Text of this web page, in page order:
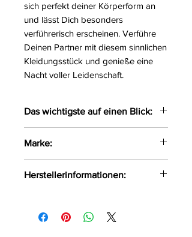
sich perfekt deiner Körperform an
und lässt Dich besonders
verführerisch erscheinen. Verführe
Deinen Partner mit diesem sinnlichen
Kleidungsstück und genieße eine
Nacht voller Leidenschaft.
Das wichtigste auf einen Blick:
mit sexy Schnitten
Im Schritt offen
Größe:S/L
Elasthan
Marke:
Herstellerinformationen:
Ul. Siemońska 11